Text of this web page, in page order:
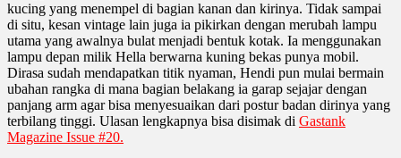
kucing yang menempel di bagian kanan dan kirinya. Tidak sampai
di situ, kesan vintage lain juga ia pikirkan dengan merubah lampu
utama yang awalnya bulat menjadi bentuk kotak. Ia menggunakan
lampu depan milik Hella berwarna kuning bekas punya mobil.
Dirasa sudah mendapatkan titik nyaman, Hendi pun mulai bermain
ubahan rangka di mana bagian belakang ia garap sejajar dengan
panjang arm agar bisa menyesuaikan dari postur badan dirinya yang
terbilang tinggi. Ulasan lengkapnya bisa disimak di Gastank
Magazine Issue #20.